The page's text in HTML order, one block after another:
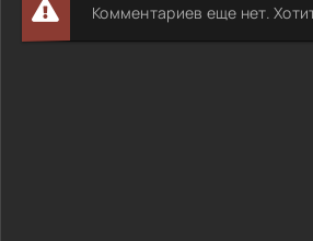
Комментариев еще нет.